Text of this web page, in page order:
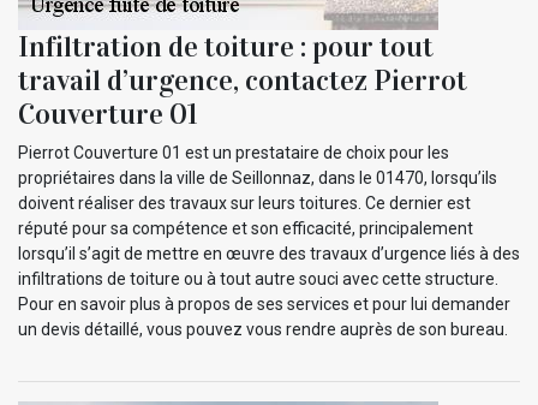
Infiltration de toiture : pour tout
travail d’urgence, contactez Pierrot
Couverture 01
Pierrot Couverture 01 est un prestataire de choix pour les
propriétaires dans la ville de Seillonnaz, dans le 01470, lorsqu’ils
doivent réaliser des travaux sur leurs toitures. Ce dernier est
réputé pour sa compétence et son efficacité, principalement
lorsqu’il s’agit de mettre en œuvre des travaux d’urgence liés à des
infiltrations de toiture ou à tout autre souci avec cette structure.
Pour en savoir plus à propos de ses services et pour lui demander
un devis détaillé, vous pouvez vous rendre auprès de son bureau.